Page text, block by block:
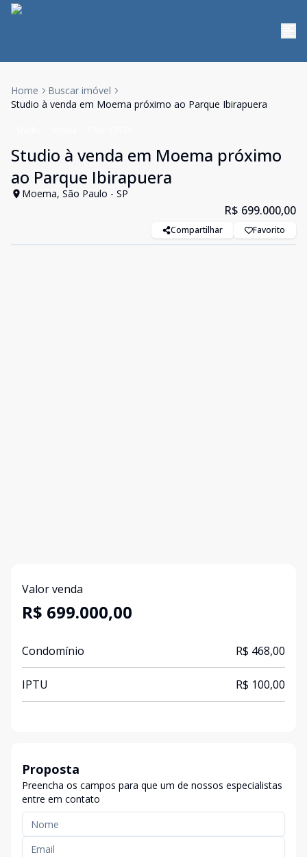
Home
Buscar imóvel
Studio à venda em Moema próximo ao Parque Ibirapuera
Studio à venda em Moema próximo
ao Parque Ibirapuera
Moema, São Paulo - SP
R$ 699.000,00
Compartilhar Favorito
Valor venda
R$ 699.000,00
Condomínio R$ 468,00
IPTU R$ 100,00
Proposta
Preencha os campos para que um de nossos especialistas
entre em contato